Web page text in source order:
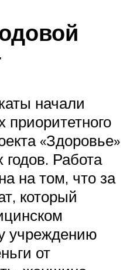
начали
приоритетного
«Здоровье»
Работа
на том, что за
который
учреждению
от